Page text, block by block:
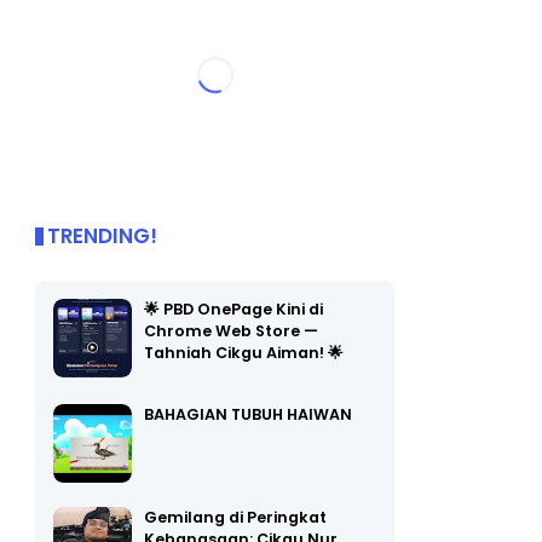
TRENDING!
🌟 PBD OnePage Kini di
Chrome Web Store —
Tahniah Cikgu Aiman! 🌟
BAHAGIAN TUBUH HAIWAN
Gemilang di Peringkat